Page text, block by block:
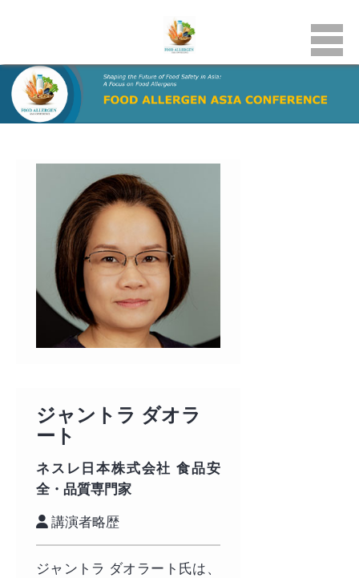
ジャントラ ダオラ
ート
ネスレ日本株式会社 食品安
全・品質専門家
講演者略歴
ジャントラ ダオラート氏は、